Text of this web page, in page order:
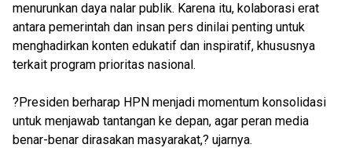
menurunkan daya nalar publik. Karena itu, kolaborasi erat
antara pemerintah dan insan pers dinilai penting untuk
menghadirkan konten edukatif dan inspiratif, khususnya
terkait program prioritas nasional.
?Presiden berharap HPN menjadi momentum konsolidasi
untuk menjawab tantangan ke depan, agar peran media
benar-benar dirasakan masyarakat,? ujarnya.